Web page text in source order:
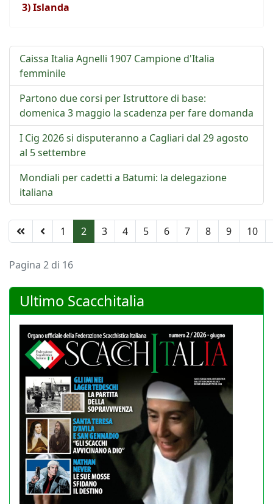
3) Islanda
Caissa Italia Agnelli 1907 Campione d'Italia
femminile
Partono due corsi per Istruttore di base:
domenica 3 maggio la scadenza per fare domanda
I Cig 2026 si disputeranno a Cagliari dal 29 agosto
al 5 settembre
Mondiali per cadetti a Batumi: la delegazione
italiana
1 2 3 4 5 6 7 8 9 10
Pagina 2 di 16
Ultimo Scacchitalia